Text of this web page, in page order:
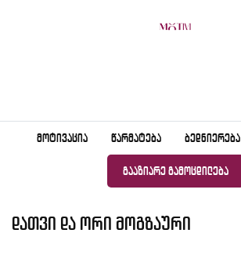
ᲛᲝᲢᲘᲕᲐᲪᲘᲐ ᲬᲐᲠᲛᲐᲢᲔᲑᲐ ᲑᲔᲓᲜᲘᲔᲠᲔᲑᲐ
ᲒᲐᲐᲖᲘᲐᲠᲔ ᲒᲐᲛᲝᲪᲓᲘᲚᲔᲑᲐ
დათვი და ორი მოგზაური